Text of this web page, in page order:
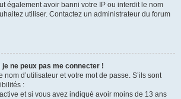
également avoir banni votre IP ou interdit le nom
utiliser. Contactez un administrateur du forum
ne peux pas me connecter !
nom d’utilisateur et votre mot de passe. S’ils sont
:
et si vous avez indiqué avoir moins de 13 ans